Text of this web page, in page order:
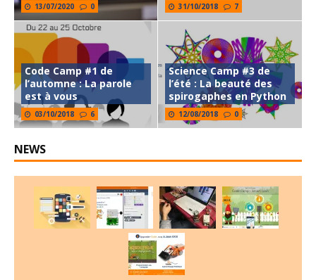
13/07/2020 0 31/10/2018 7
Code Camp #1 de
l’automne : La parole
est à vous
03/10/2018 6
Science Camp #3 de
l’été : La beauté des
spirogaphes en Python
12/08/2018 0
NEWS